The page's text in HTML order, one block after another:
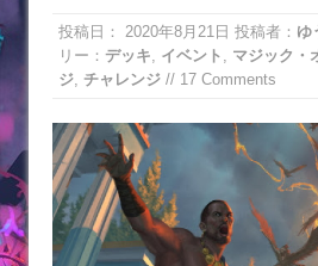
投稿日： 2020年8月21日 投稿者： ゆ
リー： デッキ イベント マジック・
ジ チャレンジ // 17 Comments